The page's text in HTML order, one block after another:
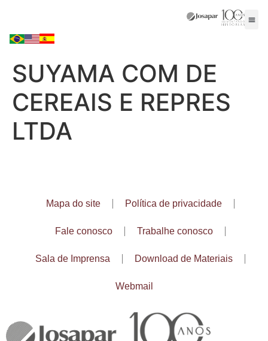
SUYAMA COM DE
CEREAIS E REPRES
LTDA
Mapa do site Política de privacidade
Fale conosco Trabalhe conosco
Sala de Imprensa Download de Materiais
Webmail